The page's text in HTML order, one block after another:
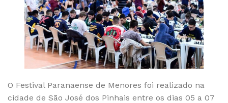
O Festival Paranaense de Menores foi realizado na
cidade de São José dos Pinhais entre os dias 05 a 07